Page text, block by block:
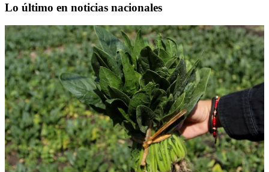
Lo último en noticias nacionales